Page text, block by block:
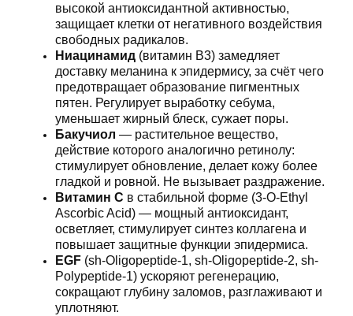
высокой антиоксидантной активностью,
защищает клетки от негативного воздействия
свободных радикалов.
Ниацинамид (витамин B3) замедляет
доставку меланина к эпидермису, за счёт чего
предотвращает образование пигментных
пятен. Регулирует выработку себума,
уменьшает жирный блеск, сужает поры.
Бакучиол — растительное вещество,
действие которого аналогично ретинолу:
стимулирует обновление, делает кожу более
гладкой и ровной. Не вызывает раздражение.
Витамин C в стабильной форме (3-O-Ethyl
Ascorbic Acid) — мощный антиоксидант,
осветляет, стимулирует синтез коллагена и
повышает защитные функции эпидермиса.
EGF (sh-Oligopeptide-1, sh-Oligopeptide-2, sh-
Polypeptide-1) ускоряют регенерацию,
сокращают глубину заломов, разглаживают и
уплотняют.